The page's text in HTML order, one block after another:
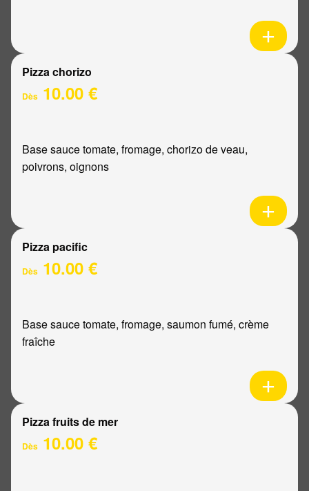
Pizza chorizo
Dès 10.00 €
Base sauce tomate, fromage, chorizo de veau,
poivrons, oignons
Pizza pacific
Dès 10.00 €
Base sauce tomate, fromage, saumon fumé, crème
fraîche
Pizza fruits de mer
Dès 10.00 €